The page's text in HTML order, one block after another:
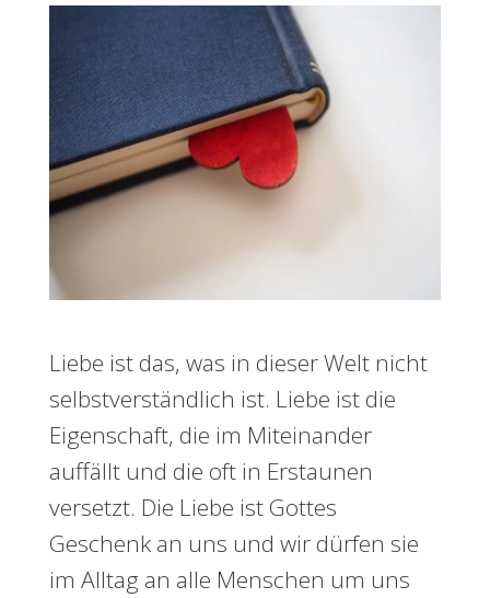
Liebe ist das, was in dieser Welt nicht
selbstverständlich ist. Liebe ist die
Eigenschaft, die im Miteinander
auffällt und die oft in Erstaunen
versetzt. Die Liebe ist Gottes
Geschenk an uns und wir dürfen sie
im Alltag an alle Menschen um uns